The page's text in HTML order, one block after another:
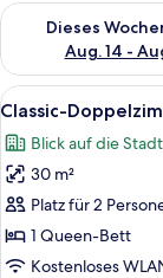
Dieses
Aug. 14 -
Überprüfe die
Alle
Fotos
für
Classic-
Doppelzimmer,
1
Queen-
2
Classic-
Blick auf die Stadt
30 m²
Platz für 2
1 Queen-Bett
Kostenloses